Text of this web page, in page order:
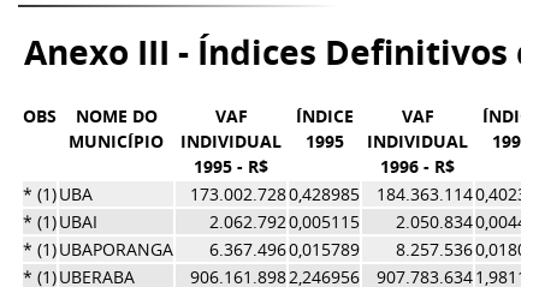
Anexo III - Índices Definitivos
OBS
NOME DO
MUNICÍPIO
VAF
INDIVIDUAL
1995 - R$
ÍNDICE
1995
VAF
INDIVIDUAL
1996 - R$
ÍNDICE
1996
* (1)UBA 173.002.7280,428985 184.363.114
* (1)UBAI 2.062.7920,005115 2.050.834
* (1)UBAPORANGA 6.367.4960,015789 8.257.536
* (1)UBERABA 906.161.8982,246956 907.783.634